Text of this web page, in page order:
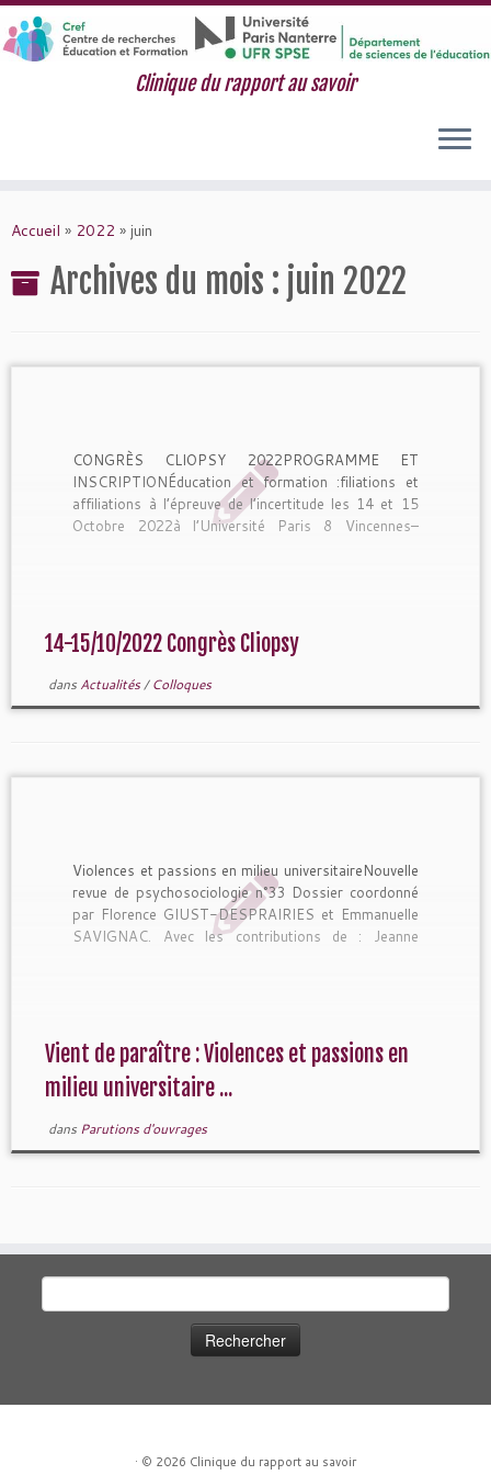
au
Clinique du rapport au savoir
Accueil » 2022 » juin
Archives du mois : juin 2022
CONGRÈS CLIOPSY 2022PROGRAMME ET
INSCRIPTIONÉducation et formation :filiations et
affiliations à l’épreuve de l’incertitude les 14 et 15
Octobre 2022à l’Université Paris 8 Vincennes–
14-15/10/2022 Congrès Cliopsy
dans Actualités/Colloques
Violences et passions en milieu universitaireNouvelle
revue de psychosociologie n°33 Dossier coordonné
par Florence GIUST-DESPRAIRIES et Emmanuelle
SAVIGNAC. Avec les contributions de : Jeanne
Vient de paraître : Violences et passions en
milieu universitaire ...
dans Parutions d'ouvrages
· © 2026 Clinique du rapport au savoir